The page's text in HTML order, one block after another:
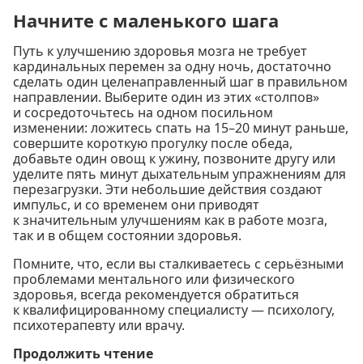
Начните с маленького шага
Путь к улучшению здоровья мозга не требует
кардинальных перемен за одну ночь, достаточно
сделать один целенаправленный шаг в правильном
направлении. Выберите один из этих «столпов»
и сосредоточьтесь на одном посильном
изменении: ложитесь спать на 15–20 минут раньше,
совершите короткую прогулку после обеда,
добавьте один овощ к ужину, позвоните другу или
уделите пять минут дыхательным упражнениям для
перезагрузки. Эти небольшие действия создают
импульс, и со временем они приводят
к значительным улучшениям как в работе мозга,
так и в общем состоянии здоровья.
Помните, что, если вы сталкиваетесь с серьёзными
проблемами ментального или физического
здоровья, всегда рекомендуется обратиться
к квалифицированному специалисту — психологу,
психотерапевту или врачу.
Продолжить чтение